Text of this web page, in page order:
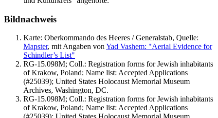
Bildnachweis
Karte: Oberkommando des Heeres / Generalstab, Quelle:
Mapster, mit Angaben von Yad Vashem: "Aerial Evidence for
Schindler’s List"
RG-15.098M; Coll.: Registration forms for Jewish inhabitants
of Krakow, Poland; Name list: Accepted Applications
(#25039); United States Holocaust Memorial Museum
Archives, Washington, DC.
RG-15.098M; Coll.: Registration forms for Jewish inhabitants
of Krakow, Poland; Name list: Accepted Applications